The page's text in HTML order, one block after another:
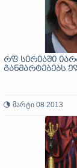
რფ სირიაში
განმარტებებს
მარტი 08 2013